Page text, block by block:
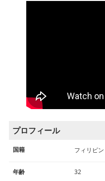
プロフィール
国籍 フィリピン
年齢 32